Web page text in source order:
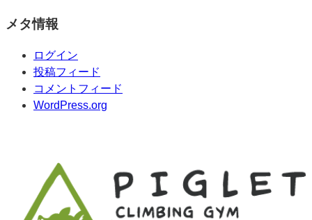
メタ情報
ログイン
投稿フィード
コメントフィード
WordPress.org